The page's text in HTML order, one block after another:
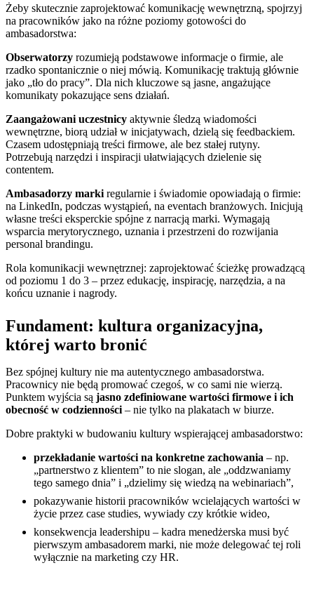
Żeby skutecznie zaprojektować komunikację wewnętrzną, spojrzyj
na pracowników jako na różne poziomy gotowości do
ambasadorstwa:
Obserwatorzy rozumieją podstawowe informacje o firmie, ale
rzadko spontanicznie o niej mówią. Komunikację traktują głównie
jako „tło do pracy”. Dla nich kluczowe są jasne, angażujące
komunikaty pokazujące sens działań.
Zaangażowani uczestnicy aktywnie śledzą wiadomości
wewnętrzne, biorą udział w inicjatywach, dzielą się feedbackiem.
Czasem udostępniają treści firmowe, ale bez stałej rutyny.
Potrzebują narzędzi i inspiracji ułatwiających dzielenie się
contentem.
Ambasadorzy marki regularnie i świadomie opowiadają o firmie:
na LinkedIn, podczas wystąpień, na eventach branżowych. Inicjują
własne treści eksperckie spójne z narracją marki. Wymagają
wsparcia merytorycznego, uznania i przestrzeni do rozwijania
personal brandingu.
Rola komunikacji wewnętrznej: zaprojektować ścieżkę prowadzącą
od poziomu 1 do 3 – przez edukację, inspirację, narzędzia, a na
końcu uznanie i nagrody.
Fundament: kultura organizacyjna,
której warto bronić
Bez spójnej kultury nie ma autentycznego ambasadorstwa.
Pracownicy nie będą promować czegoś, w co sami nie wierzą.
Punktem wyjścia są jasno zdefiniowane wartości firmowe i ich
obecność w codzienności – nie tylko na plakatach w biurze.
Dobre praktyki w budowaniu kultury wspierającej ambasadorstwo:
przekładanie wartości na konkretne zachowania – np.
„partnerstwo z klientem” to nie slogan, ale „oddzwaniamy
tego samego dnia” i „dzielimy się wiedzą na webinariach”,
pokazywanie historii pracowników wcielających wartości w
życie przez case studies, wywiady czy krótkie wideo,
konsekwencja leadershipu – kadra menedżerska musi być
pierwszym ambasadorem marki, nie może delegować tej roli
wyłącznie na marketing czy HR.